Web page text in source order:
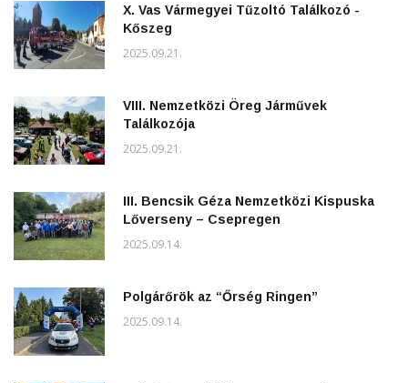
X. Vas Vármegyei Tűzoltó Találkozó -
Kőszeg
2025.09.21.
VIII. Nemzetközi Öreg Járművek
Találkozója
2025.09.21.
III. Bencsik Géza Nemzetközi Kispuska
Lőverseny – Csepregen
2025.09.14.
Polgárőrök az “Őrség Ringen”
2025.09.14.